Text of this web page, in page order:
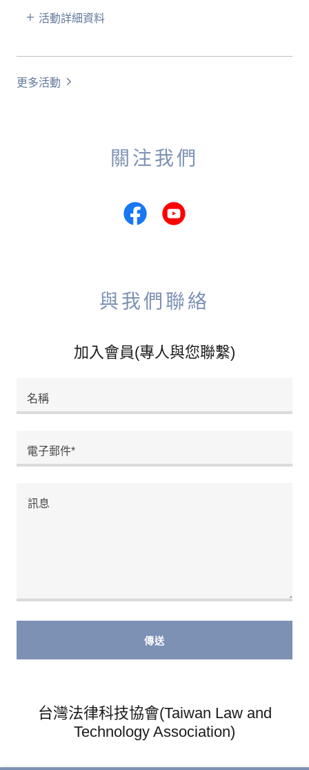
活動詳細資料
更多活動
關注我們
與我們聯絡
加入會員(專人與您聯繫)
名稱
電子郵件*
傳送
台灣法律科技協會(Taiwan Law and
Technology Association)